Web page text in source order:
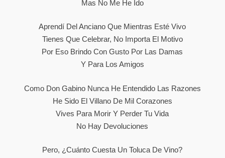
Mas No Me He Ido
Aprendí Del Anciano Que Mientras Esté Vivo
Tienes Que Celebrar, No Importa El Motivo
Por Eso Brindo Con Gusto Por Las Damas
Y Para Los Amigos
Como Don Gabino Nunca He Entendido Las Razones
He Sido El Villano De Mil Corazones
Vives Para Morir Y Perder Tu Vida
No Hay Devoluciones
Pero, ¿cuánto Cuesta Un Toluca De Vino?